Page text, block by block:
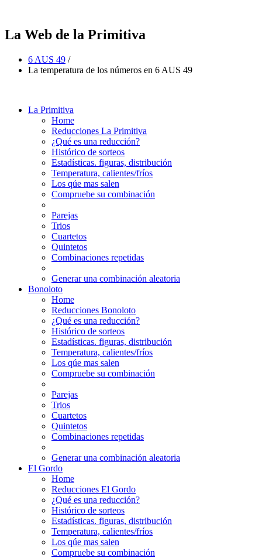
La Web de la Primitiva
6 AUS 49 /
La temperatura de los números en 6 AUS 49
La Primitiva
Home
Reducciones La Primitiva
¿Qué es una reducción?
Histórico de sorteos
Estadísticas. figuras, distribución
Temperatura, calientes/fríos
Los qúe mas salen
Compruebe su combinación
Parejas
Trios
Cuartetos
Quintetos
Combinaciones repetidas
Generar una combinación aleatoria
Bonoloto
Home
Reducciones Bonoloto
¿Qué es una reducción?
Histórico de sorteos
Estadísticas. figuras, distribución
Temperatura, calientes/fríos
Los qúe mas salen
Compruebe su combinación
Parejas
Trios
Cuartetos
Quintetos
Combinaciones repetidas
Generar una combinación aleatoria
El Gordo
Home
Reducciones El Gordo
¿Qué es una reducción?
Histórico de sorteos
Estadísticas. figuras, distribución
Temperatura, calientes/fríos
Los qúe mas salen
Compruebe su combinación